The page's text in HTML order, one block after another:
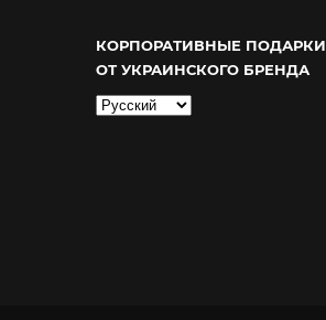
КОРПОРАТИВНЫЕ ПОДАРКИ
ОТ УКРАИНСКОГО БРЕНДА
Выбрать